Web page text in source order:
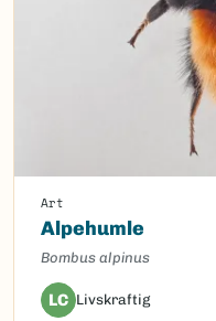
Art
Alpehumle
Bombus alpinus
LC Livskraftig